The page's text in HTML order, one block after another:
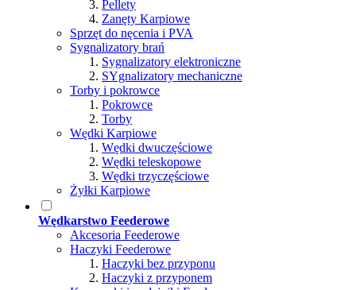
Pellety
Zanęty Karpiowe
Sprzęt do nęcenia i PVA
Sygnalizatory brań
Sygnalizatory elektroniczne
SYgnalizatory mechaniczne
Torby i pokrowce
Pokrowce
Torby
Wędki Karpiowe
Wędki dwuczęściowe
Wędki teleskopowe
Wędki trzyczęściowe
Żyłki Karpiowe
Wędkarstwo Feederowe
Akcesoria Feederowe
Haczyki Feederowe
Haczyki bez przyponu
Haczyki z przyponem